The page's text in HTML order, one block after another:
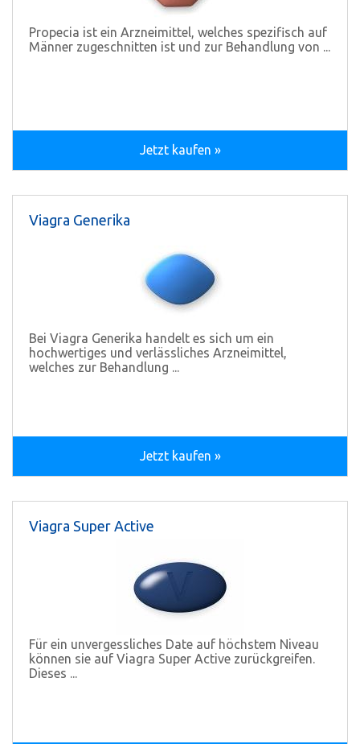
Propecia ist ein Arzneimittel, welches spezifisch auf
Männer zugeschnitten ist und zur Behandlung von ...
Jetzt kaufen »
Viagra Generika
Bei Viagra Generika handelt es sich um ein
hochwertiges und verlässliches Arzneimittel,
welches zur Behandlung ...
Jetzt kaufen »
Viagra Super Active
Für ein unvergessliches Date auf höchstem Niveau
können sie auf Viagra Super Active zurückgreifen.
Dieses ...